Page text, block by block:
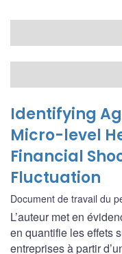
Identifying
Micro-level
Financial
Fluctuation
Document de travail du
L’auteur met en
en quantifie les effets
entreprises à partir